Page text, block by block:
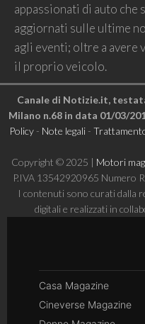
appassionati di auto che
aggiornati sulle ultime
agli eventi; oltre a avere
il proprio veicolo.
Canale di Notizie.it,
Milano n.68 in data 01/03/
Policy- Note legali-
Copyright © 2025 | Motori
P.IVA 13542920965 Numero
I contenuti sono curati dalla
digitali e realizzati in
Casa Magazine
Cineverse Magazine